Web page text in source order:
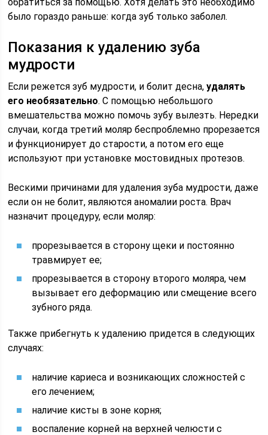
было гораздо раньше: когда зуб только заболел.
Показания к удалению зуба
мудрости
Если режется зуб мудрости, и болит десна,удалять
его необязательно. С помощью небольшого
вмешательства можно помочь зубу вылезть. Нередки
случаи, когда третий моляр беспроблемно прорезается
и функционирует до старости, а потом его еще
используют при установке мостовидных протезов.
Вескими причинами для удаления зуба мудрости, даже
если он не болит, являются аномалии роста. Врач
назначит процедуру, если моляр:
прорезывается в сторону щеки и постоянно
травмирует ее;
прорезывается в сторону второго моляра, чем
вызывает его деформацию или смещение всего
зубного ряда.
Также прибегнуть к удалению придется в следующих
случаях:
наличие кариеса и возникающих сложностей с
его лечением;
наличие кисты в зоне корня;
воспаление корней на верхней челюсти с